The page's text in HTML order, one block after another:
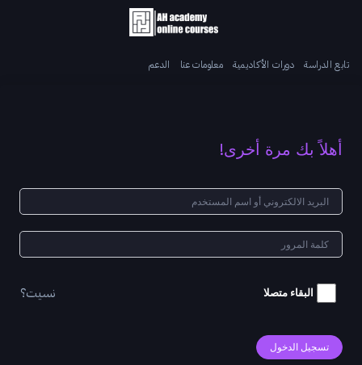
تابع الدراسة دورات الأكاديمية معلومات عنا الدعم
أهلاً بك مرة أخرى!
البقاء متصلا نسيت؟
تسجيل الدخول